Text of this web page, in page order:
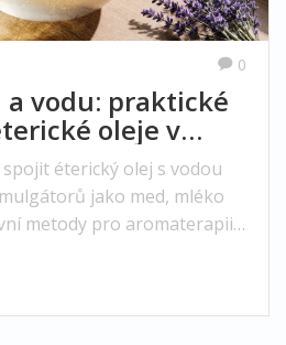
0
a vodu: praktické
oleje v
éterický olej s vodou
jako med, mléko
metody pro aromaterapii,